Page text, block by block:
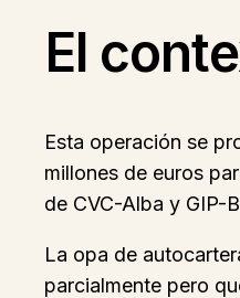
El
Esta operación se
millones de euros
de CVC-Alba y GIP-
La opa de
parcialmente pero